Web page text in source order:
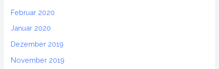
Februar 2020
Januar 2020
Dezember 2019
November 2019